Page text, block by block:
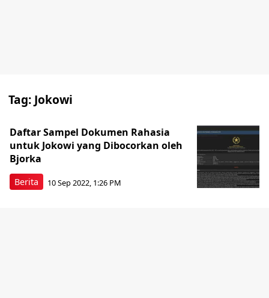
Tag: Jokowi
Berita
Daftar Sampel Dokumen Rahasia
untuk Jokowi yang Dibocorkan oleh
Bjorka
10 Sep 2022, 1:26 PM